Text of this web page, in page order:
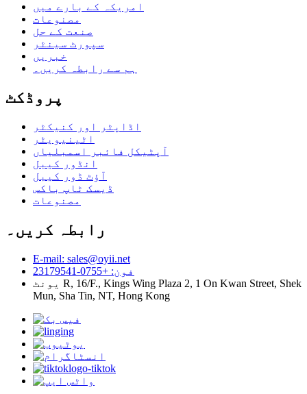
امریکہ کے بارے میں
مصنوعات
صنعت کے حل
سپورٹ سینٹر
خبریں
ہم سے رابطہ کریں۔
پروڈکٹ
اڈاپٹر اور کنیکٹر
اٹینیویٹر
آپٹیکل فائبر اسمبلیاں
انڈور کیبل
آؤٹ ڈور کیبل
ڈیسک ٹاپ باکس
مصنوعات
رابطہ کریں۔
E-mail: sales@oyii.net
فون: +0755-23179541
یونٹ R, 16/F., Kings Wing Plaza 2, 1 On Kwan Street, Shek
Mun, Sha Tin, NT, Hong Kong